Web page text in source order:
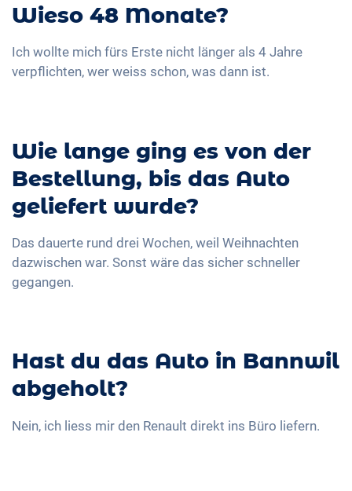
Wieso 48 Monate?
Ich wollte mich fürs Erste nicht länger als 4 Jahre
verpflichten, wer weiss schon, was dann ist.
Wie lange ging es von der
Bestellung, bis das Auto
geliefert wurde?
Das dauerte rund drei Wochen, weil Weihnachten
dazwischen war. Sonst wäre das sicher schneller
gegangen.
Hast du das Auto in Bannwil
abgeholt?
Nein, ich liess mir den Renault direkt ins Büro liefern.